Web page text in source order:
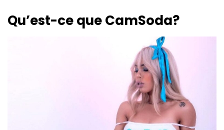
Qu’est-ce que CamSoda?